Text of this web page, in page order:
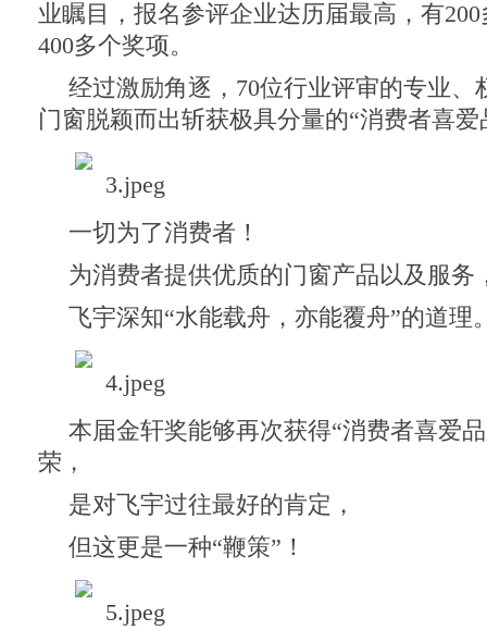
业瞩目，报名参评企业达历届最高，有
400多个奖项。
经过激励角逐，70位行业评审的专业、
门窗脱颖而出斩获极具分量的“消费者喜爱
一切为了消费者！
为消费者提供优质的门窗产品以及服务
飞宇深知“水能载舟，亦能覆舟”的道理
本届金轩奖能够再次获得“消费者喜爱
荣，
是对飞宇过往最好的肯定，
但这更是一种“鞭策”！